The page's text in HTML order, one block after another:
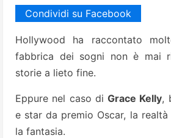
Condividi su Facebook
Hollywood ha raccontato
fabbrica dei sogni non è mai
storie a lieto fine.
Eppure nel caso diGrace Kelly,
e star da premio Oscar, la
la fantasia.